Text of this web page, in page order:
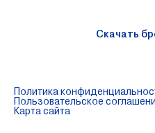
Скачать
Политика
Пользовательское
Карта сайта